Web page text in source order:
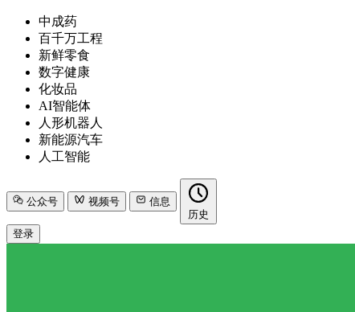
中成药
百千万工程
新鲜零食
数字健康
化妆品
AI智能体
人形机器人
新能源汽车
人工智能
公众号 视频号
信息
历史
登录